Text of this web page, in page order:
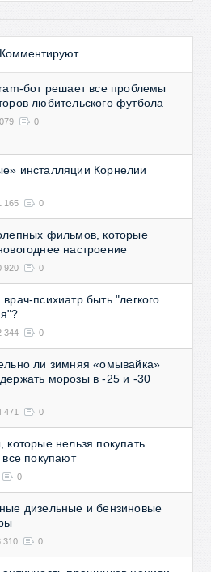
Комментируют
бот решает все проблемы
любительского футбола
0
инсталляции Корнелии
165 0
фильмов, которые
настроение
920 0
психиатр быть "легкого
344 0
ли зимняя «омывайка»
морозы в -25 и -30
471 0
которые нельзя покупать
покупают
0
дизельные и бензиновые
310 0